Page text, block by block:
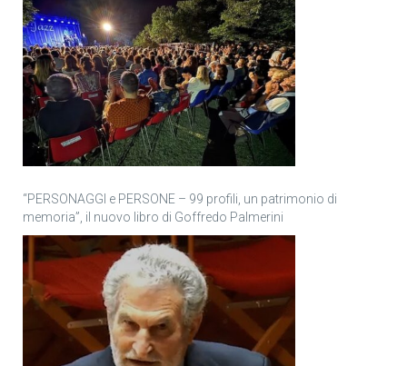
“PERSONAGGI e PERSONE – 99 profili, un patrimonio di
memoria”, il nuovo libro di Goffredo Palmerini